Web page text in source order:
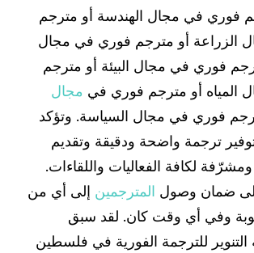
فوري في مجال الهندسة أو مترجم
الزراعة أو مترجم فوري في مجال
فوري في مجال البيئة أو مترجم
المياه أو مترجم فوري في مجال
فوري في مجال السياسة. وتؤكد
ترجمة واضحة ودقيقة وتقديم
لكافة الفعاليات واللقاءات.
إلى ضمان وصول
المترجمين إلى أي من
وفي أي وقت كان. لقد سبق
للترجمة الفورية في فلسطين